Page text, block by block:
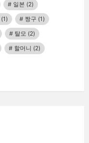
일본 (2)
(1) 짱구 (1)
탈모 (2)
할머니 (2)